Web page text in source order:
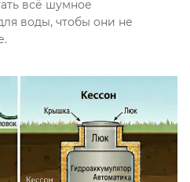
всё шумное
воды, чтобы они не
.